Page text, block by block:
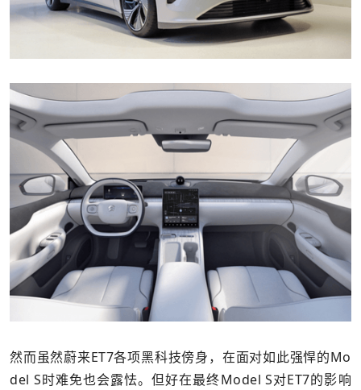
然而虽然蔚来ET7各项黑科技傍身，在面对如此强悍的Mo
del S时难免也会露怯。但好在最终Model S对ET7的影响